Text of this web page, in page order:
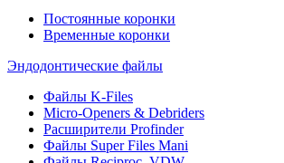
Постоянные коронки
Временные коронки
Эндодонтические файлы
Файлы K-Files
Micro-Openers & Debriders
Расширители Profinder
Файлы Super Files Mani